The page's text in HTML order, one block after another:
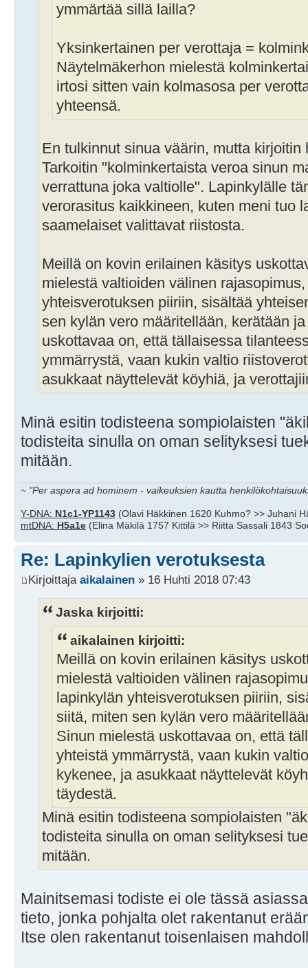
ymmärtää sillä lailla?
Yksinkertainen per verottaja =
Näytelmäkerhon mielestä
irtosi sitten vain kolmasosa per
yhteensä.
En tulkinnut sinua väärin, mutta kirjoitin
Tarkoitin "kolminkertaista veroa sinun
verrattuna joka valtiolle". Lapinkylälle
verorasitus kaikkineen, kuten meni tuo
saamelaiset valittavat riistosta.
Meillä on kovin erilainen käsitys
mielestä valtioiden välinen
yhteisverotuksen piiriin, sisältää
sen kylän vero määritellään, kerätään
uskottavaa on, että tällaisessa
ymmärrystä, vaan kukin valtio
asukkaat näyttelevät köyhiä, ja
Minä esitin todisteena sompiolaisten
todisteita sinulla on oman selityksesi
mitään.
~ "Per aspera ad hominem - vaikeuksien kautta
Y-DNA: N1c1-YP1143 (Olavi Häkkinen 1620 Kuhmo? >> Juhani
mtDNA: H5a1e (Elina Mäkilä 1757 Kittilä >> Riitta Sassali 1843
Re: Lapinkylien verotuksesta
Kirjoittaja aikalainen » 16 Huhti 2018 07:43
Jaska kirjoitti:
aikalainen kirjoitti:
Meillä on kovin erilainen käsitys
mielestä valtioiden välinen
lapinkylän yhteisverotuksen piiriin,
siitä, miten sen kylän vero
Sinun mielestä uskottavaa on, että
yhteistä ymmärrystä, vaan kukin
kykenee, ja asukkaat näyttelevät
täydestä.
Minä esitin todisteena sompiolaisten
todisteita sinulla on oman selityksesi
mitään.
Mainitsemasi todiste ei ole tässä
tieto, jonka pohjalta olet rakentanut
Itse olen rakentanut toisenlaisen